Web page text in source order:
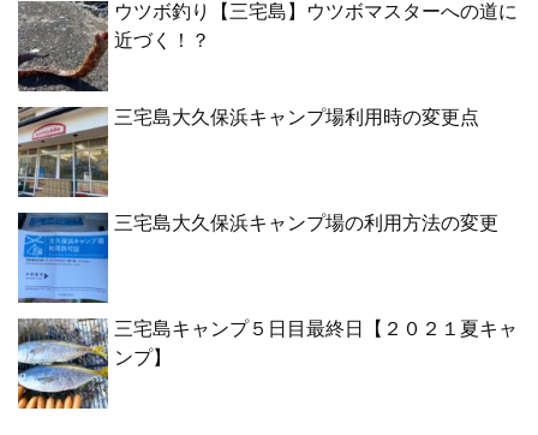
ウツボ釣り【三宅島】ウツボマスターへの道に
近づく！？
三宅島大久保浜キャンプ場利用時の変更点
三宅島大久保浜キャンプ場の利用方法の変更
三宅島キャンプ５日目最終日【２０２１夏キャ
ンプ】